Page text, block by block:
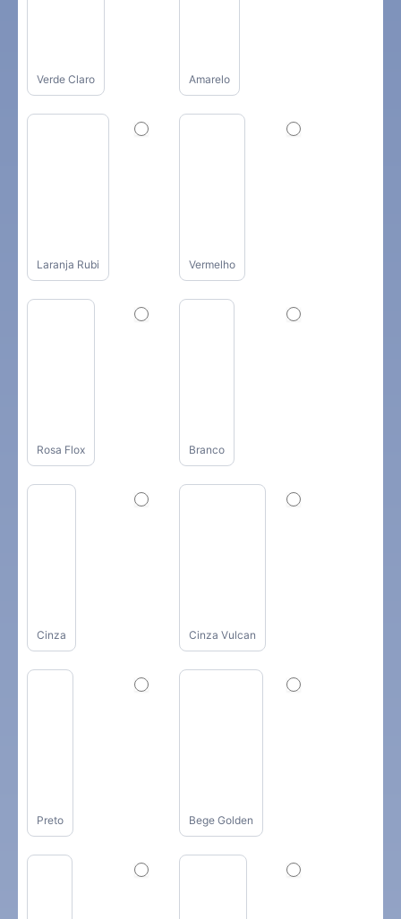
Verde Claro Amarelo
Laranja Rubi Vermelho
Rosa Flox Branco
Cinza Cinza Vulcan
Preto Bege Golden